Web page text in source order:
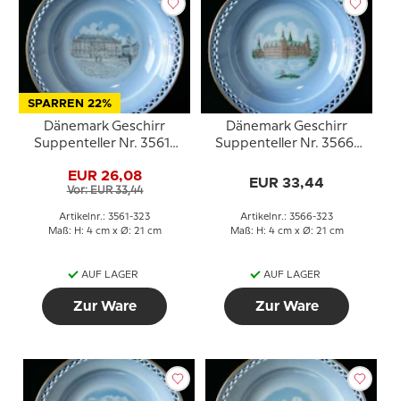
SPARREN 22%
Dänemark Geschirr
Suppenteller Nr. 3561-
EUR 26,08
Vor: EUR 33,44
Artikelnr.: 3561-323
Maß: H: 4 cm x Ø: 21 cm
AUF LAGER
Zur Ware
Dänemark Geschirr
Suppenteller Nr. 3566-
EUR 33,44
Artikelnr.: 3566-323
Maß: H: 4 cm x Ø: 21 cm
AUF LAGER
Zur Ware